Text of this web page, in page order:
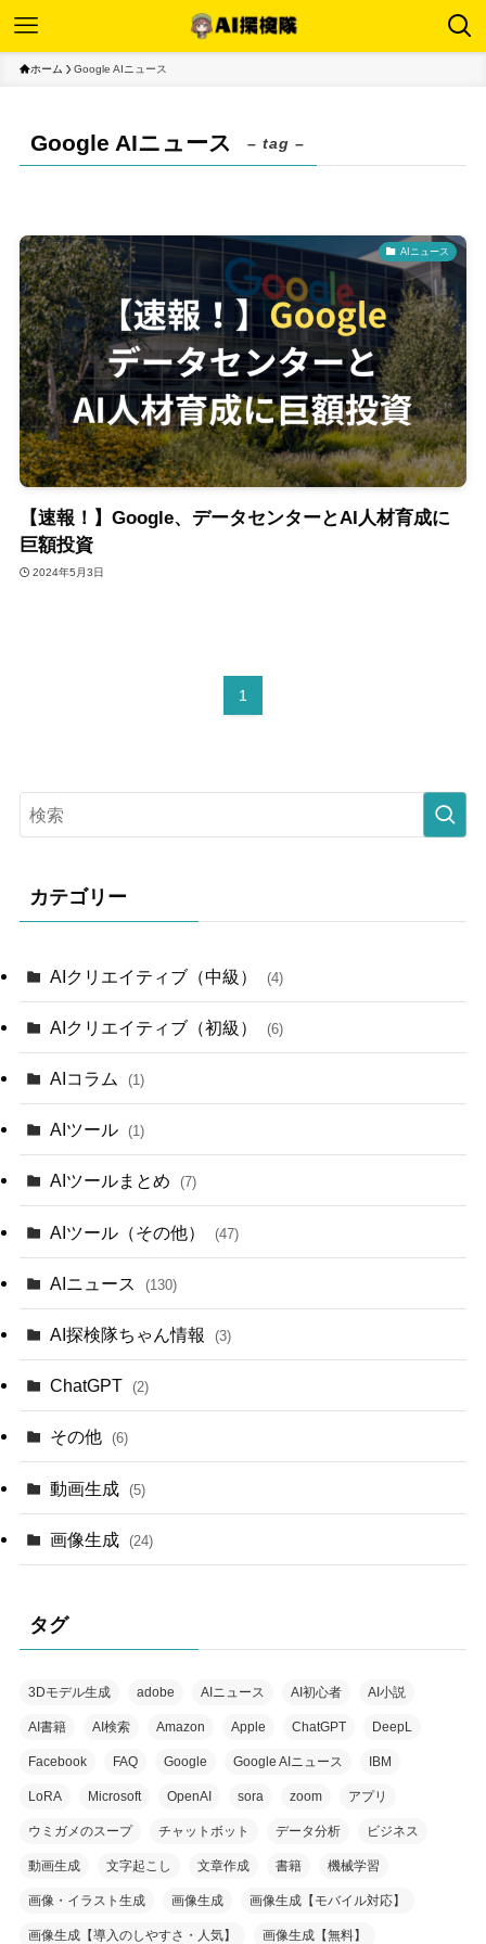
ホーム Google AIニュース
Google AIニュース – tag –
AIニュース
【速報！】Google、データセンターとAI人材育成に
巨額投資
2024年5月3日
1
カテゴリー
AIクリエイティブ（中級） (4)
AIクリエイティブ（初級） (6)
AIコラム (1)
AIツール (1)
AIツールまとめ (7)
AIツール（その他） (47)
AIニュース (130)
AI探検隊ちゃん情報 (3)
ChatGPT (2)
その他 (6)
動画生成 (5)
画像生成 (24)
タグ
3Dモデル生成 adobe AIニュース AI初心者 AI小説
AI書籍 AI検索 Amazon Apple ChatGPT DeepL
Facebook FAQ Google Google AIニュース IBM
LoRA Microsoft OpenAI sora zoom アプリ
ウミガメのスープ チャットボット データ分析 ビジネス
動画生成 文字起こし 文章作成 書籍 機械学習
画像・イラスト生成 画像生成 画像生成【モバイル対応】
画像生成【導入のしやすさ・人気】 画像生成【無料】